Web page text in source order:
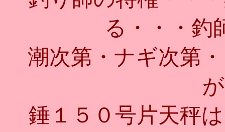
る・・・釣
潮次第・ナギ次第
錘１５０号片天秤